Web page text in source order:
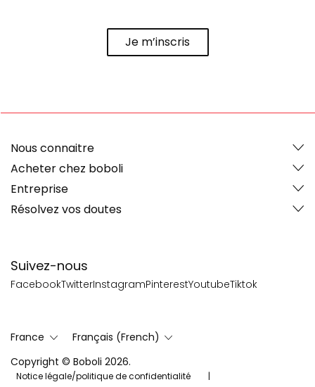
Je m’inscris
Suivez-nous
FacebookTwitterInstagramPinterestYoutubeTiktok
Nous connaitre
Acheter chez boboli
Entreprise
Résolvez vos doutes
France
Français (French)
Copyright © Boboli 2026.
Notice légale/politique de confidentialité